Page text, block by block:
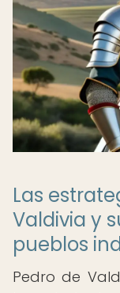
Las
Valdivia y
pueblos
Pedro de